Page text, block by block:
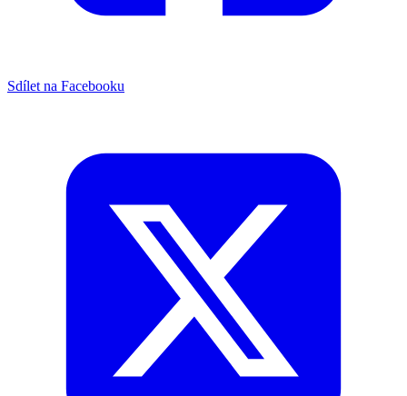
Sdílet na Facebooku